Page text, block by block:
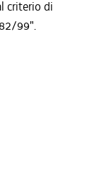
criterio di
99".